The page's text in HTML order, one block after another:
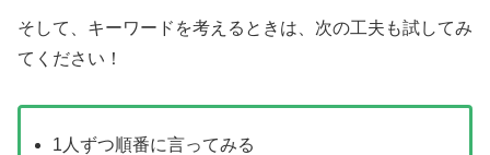
そして、キーワードを考えるときは、次の工夫も試してみ
てください！
1人ずつ順番に言ってみる